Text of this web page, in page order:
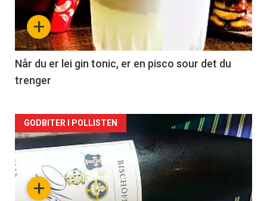
nå
-
2
+
Når du er lei gin tonic, er en pisco sour det du
trenger
Forsiden
akkurat
nå+
GODBITER I POLLISTEN